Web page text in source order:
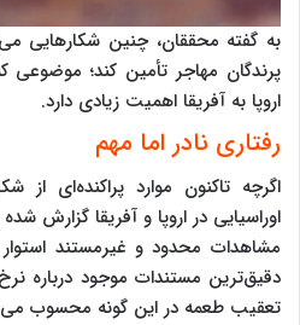
به گفته محققان، چنین شکارهایی
پرندگان مهاجر تأمین کند؛ موضوعی
اروپا به آفریقا اهمیت زیادی دارد.
رفتاری نادر اما مهم
اگرچه تاکنون موارد پراکنده‌ای
اوراسیایی در اروپا و آفریقا گزارش
مشاهدات محدود و غیرمستند
دقیق‌ترین مستندات موجود درباره
تعقیب طعمه در این گونه محسوب